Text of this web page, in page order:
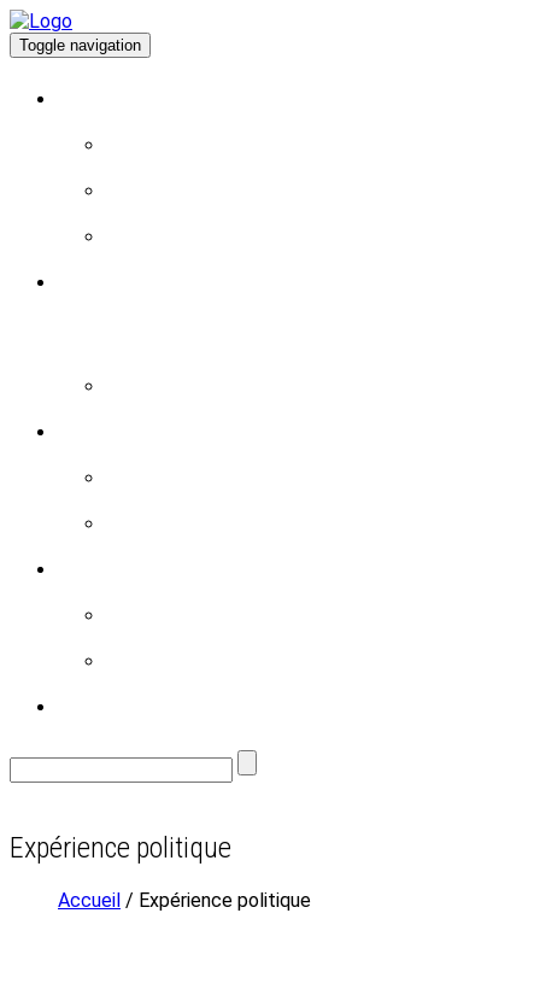
Toggle navigation
Expérience politique
Accueil / Expérience politique